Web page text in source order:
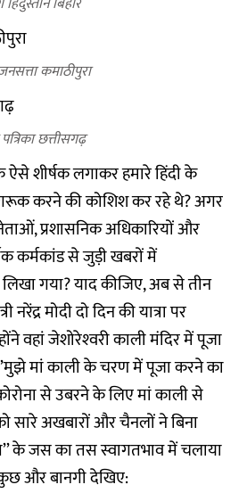
कमाठीपुरा
छत्तीसगढ़
शीर्षक लगाकर हमारे हिंदी के
करने की कोशिश कर रहे थे? अगर
प्रशासनिक अधिकारियों और
कर्मकांड से जुड़ी खबरों में
लिखा गया? याद कीजिए, अब से तीन
नरेंद्र मोदी दो दिन की यात्रा पर
वहां जेशोरेश्‍वरी काली मंदिर में पूजा
मां काली के चरण में पूजा करने का
से उबरने के लिए मां काली से
सारे अखबारों और चैनलों ने बिना
के जस का तस स्‍वागतभाव में चलाया
और बानगी देखिए: